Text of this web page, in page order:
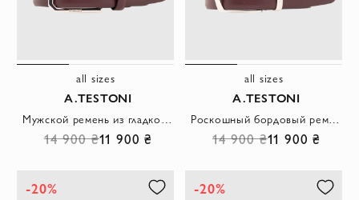
all sizes
A.TESTONI
14 900 ₴11 900 ₴
all sizes
A.TESTONI
14 900 ₴11 900 ₴
-20% -20%